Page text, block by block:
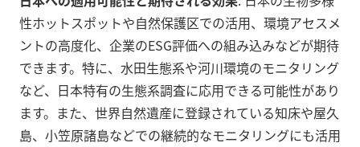
性ホットスポットや自然保護区での活用、環境アセスメ
ントの高度化、企業のESG評価への組み込みなどが期待
できます。特に、水田生態系や河川環境のモニタリング
など、日本特有の生態系調査に応用できる可能性があり
ます。また、世界自然遺産に登録されている知床や屋久
島、小笠原諸島などでの継続的なモニタリングにも活用